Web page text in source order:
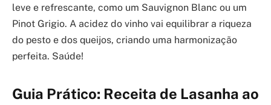
leve e refrescante, como um Sauvignon Blanc ou um
Pinot Grigio. A acidez do vinho vai equilibrar a riqueza
do pesto e dos queijos, criando uma harmonização
perfeita. Saúde!
Guia Prático: Receita de Lasanha ao